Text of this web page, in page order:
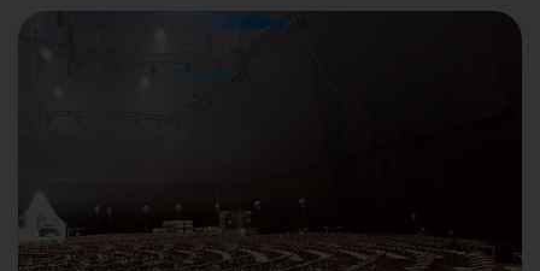
la vaisselle et du matériel de cuisine jusqu’à la décoration et
les plantes — toujours en accord avec les dernières